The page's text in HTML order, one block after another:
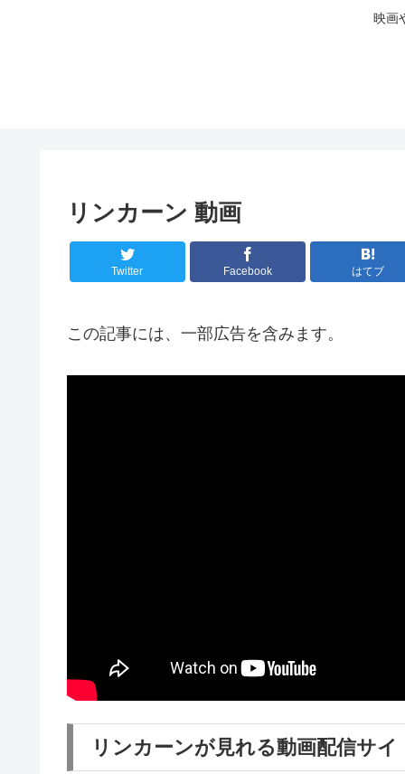
映画
リンカーン 動画
Twitter Facebook はてブ
この記事には、一部広告を含みます。
リンカーンが見れる動画配信サイ